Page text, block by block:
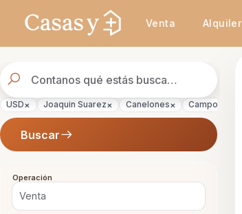
Venta Alquiler
de
propiedades
USD× Joaquin Suarez× Canelones× Campo
Buscar
Operación